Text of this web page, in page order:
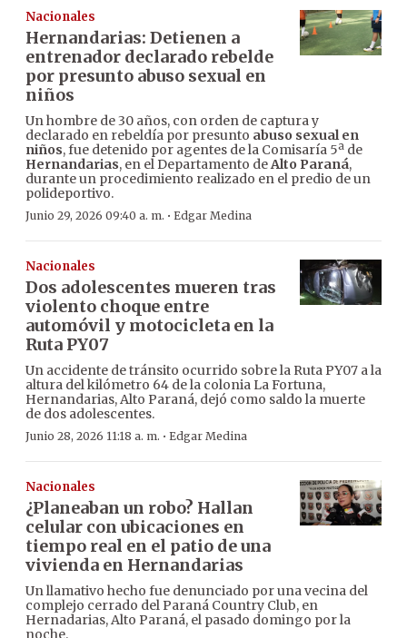
Nacionales
Hernandarias: Detienen a
entrenador declarado rebelde
por presunto abuso sexual en
niños
Un hombre de 30 años, con orden de captura y
declarado en rebeldía por presunto abuso sexual en
niños, fue detenido por agentes de la Comisaría 5ª de
Hernandarias, en el Departamento deAlto Paraná,
durante un procedimiento realizado en el predio de un
polideportivo.
Junio 29, 2026 09:40 a. m. · Edgar Medina
Nacionales
Dos adolescentes mueren tras
violento choque entre
automóvil y motocicleta en la
Ruta PY07
Un accidente de tránsito ocurrido sobre la Ruta PY07 a la
altura del kilómetro 64 de la colonia La Fortuna,
Hernandarias, Alto Paraná, dejó como saldo la muerte
de dos adolescentes.
Junio 28, 2026 11:18 a. m. · Edgar Medina
Nacionales
¿Planeaban un robo? Hallan
celular con ubicaciones en
tiempo real en el patio de una
vivienda en Hernandarias
Un llamativo hecho fue denunciado por una vecina del
complejo cerrado del Paraná Country Club, en
Hernadarias, Alto Paraná, el pasado domingo por la
noche.